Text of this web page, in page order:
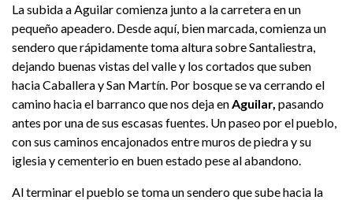
La subida a Aguilar comienza junto a la carretera en un
pequeño apeadero. Desde aquí, bien marcada, comienza un
sendero que rápidamente toma altura sobre Santaliestra,
dejando buenas vistas del valle y los cortados que suben
hacia Caballera y San Martín. Por bosque se va cerrando el
camino hacia el barranco que nos deja en Aguilar, pasando
antes por una de sus escasas fuentes. Un paseo por el pueblo,
con sus caminos encajonados entre muros de piedra y su
iglesia y cementerio en buen estado pese al abandono.
Al terminar el pueblo se toma un sendero que sube hacia la